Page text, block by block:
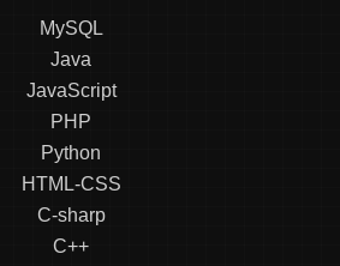
MySQL
Java
JavaScript
PHP
Python
HTML-CSS
C-sharp
C++